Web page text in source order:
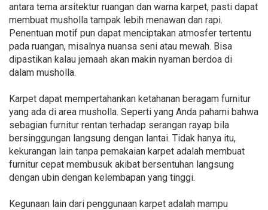
antara tema arsitektur ruangan dan warna karpet, pasti dapat
membuat musholla tampak lebih menawan dan rapi.
Penentuan motif pun dapat menciptakan atmosfer tertentu
pada ruangan, misalnya nuansa seni atau mewah. Bisa
dipastikan kalau jemaah akan makin nyaman berdoa di
dalam musholla.
Karpet dapat mempertahankan ketahanan beragam furnitur
yang ada di area musholla. Seperti yang Anda pahami bahwa
sebagian furnitur rentan terhadap serangan rayap bila
bersinggungan langsung dengan lantai. Tidak hanya itu,
kekurangan lain tanpa pemakaian karpet adalah membuat
furnitur cepat membusuk akibat bersentuhan langsung
dengan ubin dengan kelembapan yang tinggi.
Kegunaan lain dari penggunaan karpet adalah mampu